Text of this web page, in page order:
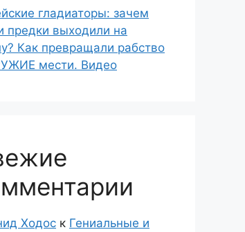
гладиаторы: зачем
предки выходили на
Как превращали рабство
мести. Видео
Ходос к Гениальные и